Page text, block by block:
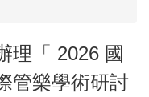
理「 2026 國
管樂學術研討